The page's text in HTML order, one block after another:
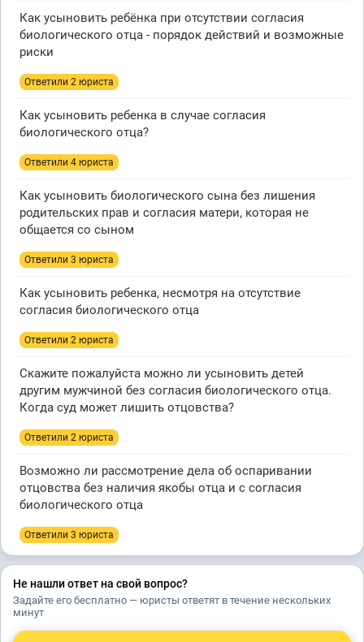
Как усыновить ребёнка при отсутствии согласия
биологического отца - порядок действий и возможные
риски
Ответили 2 юристa
Как усыновить ребенка в случае согласия
биологического отца?
Ответили 4 юристa
Как усыновить биологического сына без лишения
родительских прав и согласия матери, которая не
общается со сыном
Ответили 3 юристa
Как усыновить ребенка, несмотря на отсутствие
согласия биологического отца
Ответили 2 юристa
Скажите пожалуйста можно ли усыновить детей
другим мужчиной без согласия биологического отца.
Когда суд может лишить отцовства?
Ответили 2 юристa
Возможно ли рассмотрение дела об оспаривании
отцовства без наличия якобы отца и с согласия
биологического отца
Ответили 3 юристa
Не нашли ответ на свой вопрос?
Задайте его бесплатно — юристы ответят в течение нескольких
минут